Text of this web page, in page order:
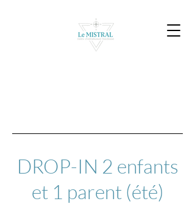
DROP-IN 2 enfants
et 1 parent (été)